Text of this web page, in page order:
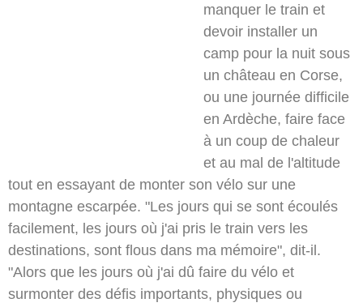
manquer le train et
devoir installer un
camp pour la nuit sous
un château en Corse,
ou une journée difficile
en Ardèche, faire face
à un coup de chaleur
et au mal de l'altitude
tout en essayant de monter son vélo sur une
montagne escarpée. "Les jours qui se sont écoulés
facilement, les jours où j'ai pris le train vers les
destinations, sont flous dans ma mémoire", dit-il.
"Alors que les jours où j'ai dû faire du vélo et
surmonter des défis importants, physiques ou